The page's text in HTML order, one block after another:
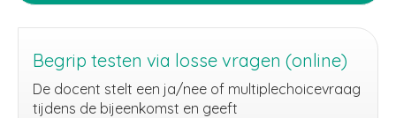
Begrip testen via losse vragen (online)
De docent stelt een ja/nee of multiplechoicevraag
tijdens de bijeenkomst en geeft